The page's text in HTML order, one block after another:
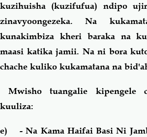
kuzihuisha (kuzifufua) ndipo
zinavyoongezeka. Na
kunakimbiza kheri baraka na
maasi katika jamii. Na ni bora
chache kuliko kukamatana na
Mwisho tuangalie kipengele
kuuliza:
e) - Na Kama Haifai Basi Ni